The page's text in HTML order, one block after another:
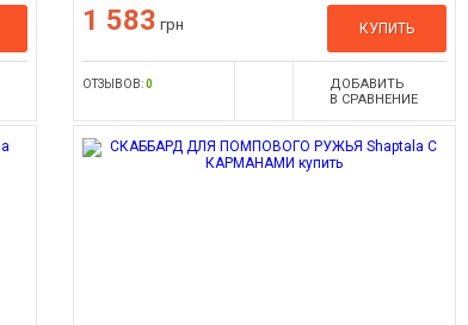
1 583 грн КУПИТЬ
ОТЗЫВОВ:0
ДОБАВИТЬ
В СРАВНЕНИЕ